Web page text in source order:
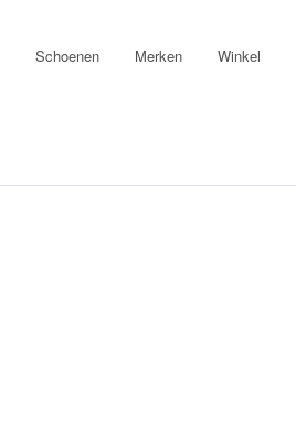
Schoenen Merken Winkel